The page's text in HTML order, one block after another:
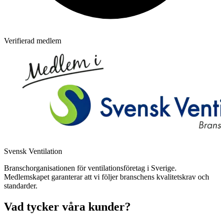
Verifierad medlem
Svensk Ventilation
Branschorganisationen för ventilationsföretag i Sverige.
Medlemskapet garanterar att vi följer branschens kvalitetskrav och
standarder.
Vad tycker våra kunder?